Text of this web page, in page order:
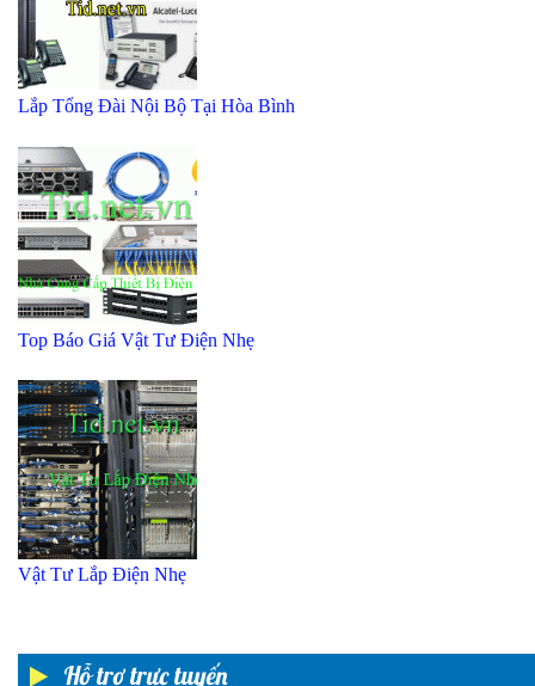
Hỗ trợ trực tuyến
Lắp Tổng Đài Nội Bộ Tại Hòa Bình
Top Báo Giá Vật Tư Điện Nhẹ
Vật Tư Lắp Điện Nhẹ